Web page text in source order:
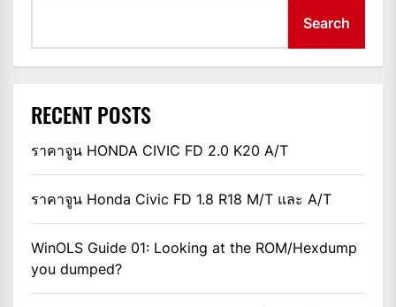
Search
RECENT POSTS
ราคาจูน HONDA CIVIC FD 2.0 K20 A/T
ราคาจูน Honda Civic FD 1.8 R18 M/T และ A/T
WinOLS Guide 01: Looking at the ROM/Hexdump
you dumped?